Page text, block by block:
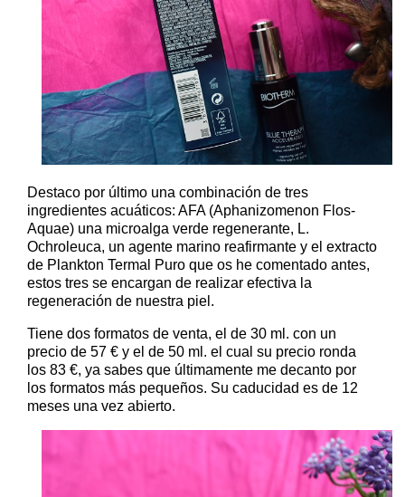
Destaco por último una combinación de tres
ingredientes acuáticos: AFA (Aphanizomenon Flos-
Aquae) una microalga verde regenerante, L.
Ochroleuca, un agente marino reafirmante y el extracto
de Plankton Termal Puro que os he comentado antes,
estos tres se encargan de realizar efectiva la
regeneración de nuestra piel.
Tiene dos formatos de venta, el de 30 ml. con un
precio de 57 € y el de 50 ml. el cual su precio ronda
los 83 €, ya sabes que últimamente me decanto por
los formatos más pequeños. Su caducidad es de 12
meses una vez abierto.